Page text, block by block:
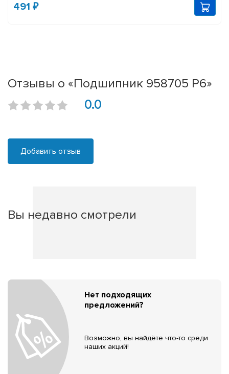
491 ₽
Отзывы о «Подшипник 958705 P6»
0.0
Добавить отзыв
Вы недавно смотрели
Нет подходящих
предложений?
Возможно, вы найдёте что-то среди
наших акций!